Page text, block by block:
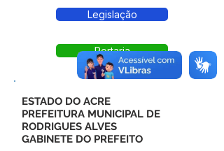
Legislação
Portaria
ESTADO DO ACRE
PREFEITURA MUNICIPAL DE
RODRIGUES ALVES
GABINETE DO PREFEITO